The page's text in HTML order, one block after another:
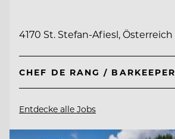
4170 St. Stefan-Afiesl, Österreich
CHEF DE RANG / BARKEEPER
Entdecke alle Jobs